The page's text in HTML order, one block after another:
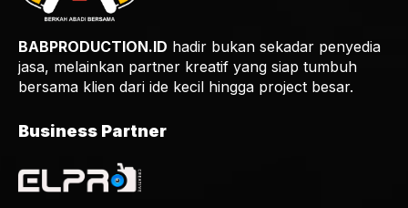
BABPRODUCTION.ID hadir bukan sekadar penyedia
jasa, melainkan partner kreatif yang siap tumbuh
bersama klien dari ide kecil hingga project besar.
Business Partner